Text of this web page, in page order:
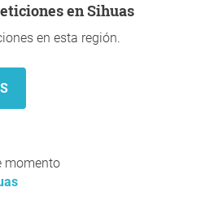
en Sihuas
en esta región.
momento